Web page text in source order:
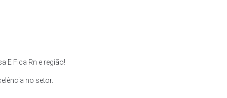
E Fica Rn e região!
no setor.